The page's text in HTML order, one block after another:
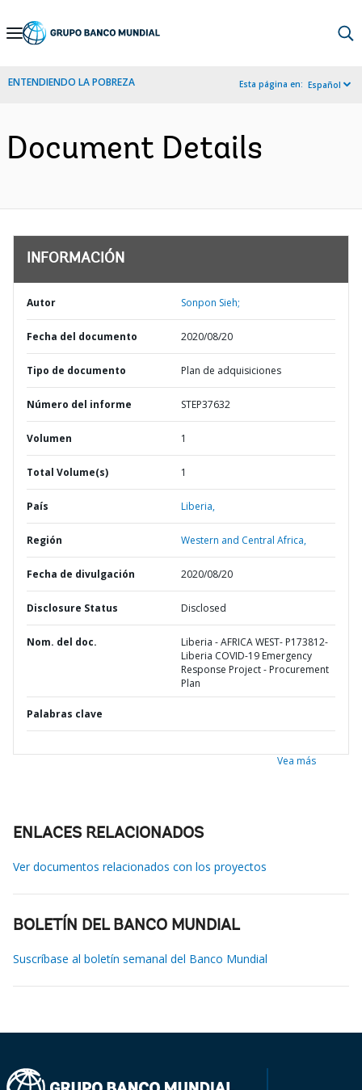
Skip
Navigation
ENTENDIENDO LA POBREZA Esta página en: Español
Document Details
INFORMACIÓN
Autor Sonpon Sieh;
Fecha del documento 2020/08/20
Tipo de documento Plan de adquisiciones
Número del informe STEP37632
Volumen 1
Total Volume(s) 1
País Liberia,
Región Western and Central Africa,
Fecha de divulgación 2020/08/20
Disclosure Status Disclosed
Nom. del doc.
Liberia - AFRICA WEST- P173812-
Liberia COVID-19 Emergency
Response Project - Procurement
Plan
Palabras clave
Vea más
ENLACES RELACIONADOS
Ver documentos relacionados con los proyectos
BOLETÍN DEL BANCO MUNDIAL
Suscríbase al boletín semanal del Banco Mundial